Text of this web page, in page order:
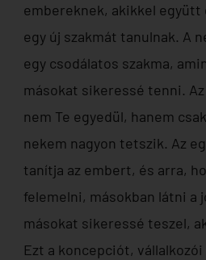
embereknek, akikkel együtt
egy új szakmát tanulnak. A
egy csodálatos szakma,
másokat sikeressé tenni.
nem Te egyedül, hanem
nekem nagyon tetszik. Az
tanítja az embert, és arra,
felemelni, másokban látni a
másokat sikeressé teszel,
Ezt a koncepciót,